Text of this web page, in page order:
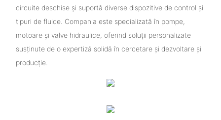
circuite deschise și suportă diverse dispozitive de control și
tipuri de fluide. Compania este specializată în pompe,
motoare și valve hidraulice, oferind soluții personalizate
susținute de o expertiză solidă în cercetare și dezvoltare și
producție.